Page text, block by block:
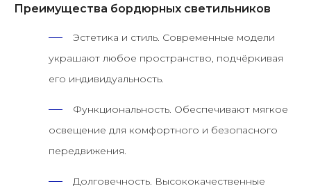
Преимущества бордюрных светильников
Эстетика и стиль. Современные модели
украшают любое пространство, подчёркивая
его индивидуальность.
Функциональность. Обеспечивают мягкое
освещение для комфортного и безопасного
передвижения.
Долговечность. Высококачественные